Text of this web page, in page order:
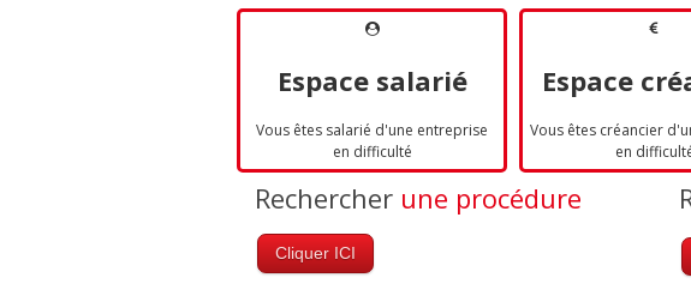
Espace salarié
Vous êtes salarié d'une entreprise
en difficulté
Espace
Vous êtes créancier
en
Rechercher une procédure
Cliquer ICI